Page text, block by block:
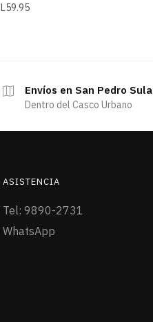
L59.95
Envíos en San Pedro Sula
Dentro del Casco Urbano
ASISTENCIA
Tel: 9890-2731
WhatsApp